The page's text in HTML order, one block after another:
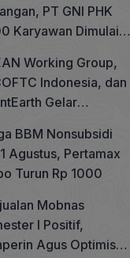
PT GNI PHK
Karyawan Dimulai 5
Working Group,
Indonesia, dan
Gelar
Tata Kelola
Sosial
BBM Nonsubsidi
Agustus, Pertamax
Turun Rp 1000
Mobnas
I Positif,
Agus Optimistis